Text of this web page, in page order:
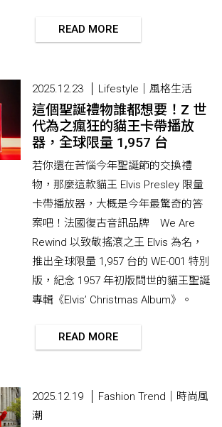
READ MORE
2025.12.23 Lifestyle｜風格生活
這個聖誕禮物誰都想要！Z 世
代為之瘋狂的貓王卡帶播放
器，全球限量 1,957 台
若你還在苦惱今年聖誕節的交換禮
物，那麼這款貓王 Elvis Presley 限量
卡帶播放器，大概是今年最驚奇的答
案吧！法國復古音訊品牌 We Are
Rewind 以致敬搖滾之王 Elvis 為名，
推出全球限量 1,957 台的 WE-001 特別
版，紀念 1957 年初版問世的貓王聖誕
專輯《Elvis’ Christmas Album》。
READ MORE
2025.12.19
Fashion Trend｜時尚風
潮